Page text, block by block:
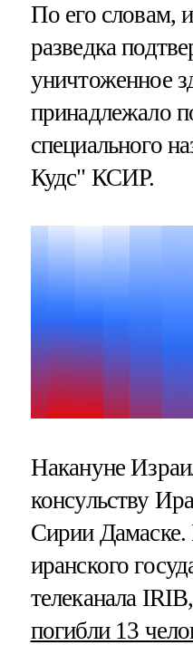
По его словам,
разведка
уничтоженное
принадлежало
специального
Кудс" КСИР.
Накануне
консульству
Сирии
иранского
телеканала
погибли 13